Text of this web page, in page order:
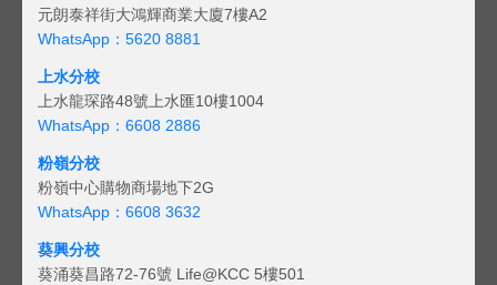
元朗泰祥街大鴻輝商業大廈7樓A2
WhatsApp：5620 8881
上水分校
上水龍琛路48號上水匯10樓1004
WhatsApp：6608 2886
粉嶺分校
粉嶺中心購物商場地下2G
WhatsApp：6608 3632
葵興分校
葵涌葵昌路72-76號 Life@KCC 5樓501